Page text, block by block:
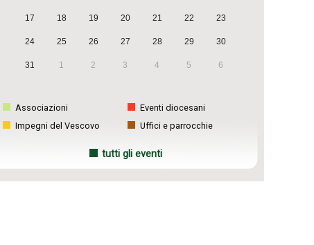
17 18 19 20 21 22 23
24 25 26 27 28 29 30
31 1 2 3 4 5 6
Associazioni
Eventi diocesani
Impegni del Vescovo
Uffici e parrocchie
tutti gli eventi